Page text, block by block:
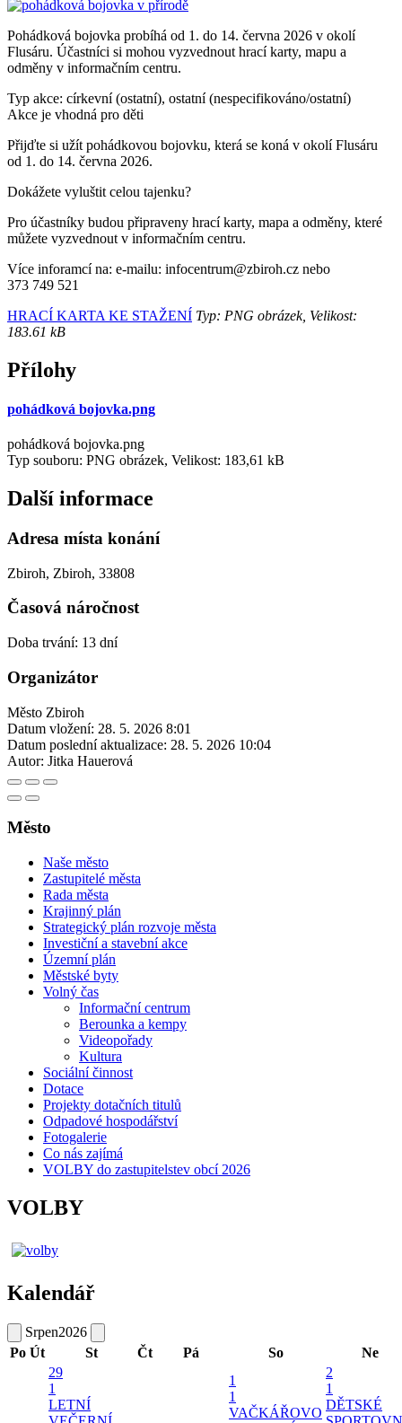
Pohádková bojovka probíhá od 1. do 14. června 2026 v okolí
Flusáru. Účastníci si mohou vyzvednout hrací karty, mapu a
odměny v informačním centru.
Typ akce: církevní (ostatní), ostatní (nespecifikováno/ostatní)
Akce je vhodná pro děti
Přijďte si užít pohádkovou bojovku, která se koná v okolí Flusáru
od 1. do 14. června 2026.
Dokážete vyluštit celou tajenku?
Pro účastníky budou připraveny hrací karty, mapa a odměny, které
můžete vyzvednout v informačním centru.
Více inforamcí na: e-mailu: infocentrum@zbiroh.cz nebo
373 749 521
HRACÍ KARTA KE STAŽENÍ Typ: PNG obrázek, Velikost:
183.61 kB
Přílohy
pohádková bojovka.png
pohádková bojovka.png
Typ souboru: PNG obrázek, Velikost: 183,61 kB
Další informace
Adresa místa konání
Zbiroh, Zbiroh, 33808
Časová náročnost
Doba trvání: 13 dní
Organizátor
Město Zbiroh
Datum vložení: 28. 5. 2026 8:01
Datum poslední aktualizace: 28. 5. 2026 10:04
Autor: Jitka Hauerová
Město
Naše město
Zastupitelé města
Rada města
Krajinný plán
Strategický plán rozvoje města
Investiční a stavební akce
Územní plán
Městské byty
Volný čas
Informační centrum
Berounka a kempy
Videopořady
Kultura
Sociální činnost
Dotace
Projekty dotačních titulů
Odpadové hospodářství
Fotogalerie
Co nás zajímá
VOLBY do zastupitelstev obcí 2026
VOLBY
Kalendář
Srpen2026
Po Út St Čt Pá So
Ne
29
1
LETNÍ
1
1
VAČKÁŘOVO
2
1
DĚTSKÉ